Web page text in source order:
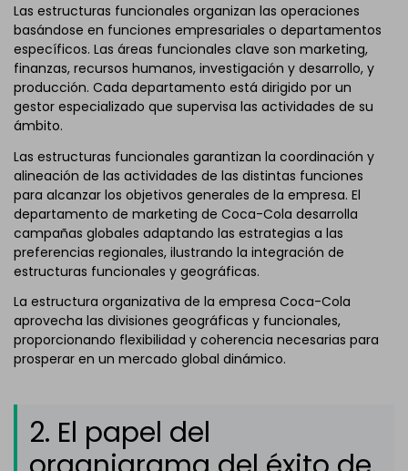
Las estructuras funcionales organizan las operaciones
basándose en funciones empresariales o departamentos
específicos. Las áreas funcionales clave son marketing,
finanzas, recursos humanos, investigación y desarrollo, y
producción. Cada departamento está dirigido por un
gestor especializado que supervisa las actividades de su
ámbito.
Las estructuras funcionales garantizan la coordinación y
alineación de las actividades de las distintas funciones
para alcanzar los objetivos generales de la empresa. El
departamento de marketing de Coca-Cola desarrolla
campañas globales adaptando las estrategias a las
preferencias regionales, ilustrando la integración de
estructuras funcionales y geográficas.
La estructura organizativa de la empresa Coca-Cola
aprovecha las divisiones geográficas y funcionales,
proporcionando flexibilidad y coherencia necesarias para
prosperar en un mercado global dinámico.
2. El papel del